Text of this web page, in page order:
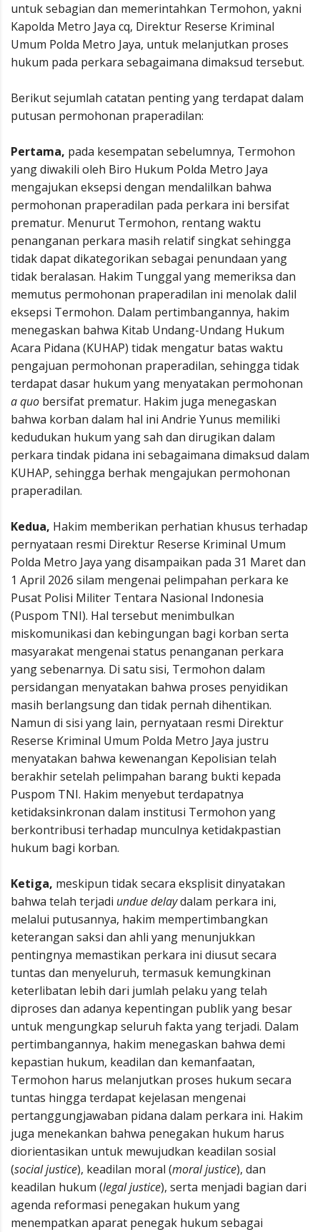
untuk sebagian dan memerintahkan Termohon, yakni
Kapolda Metro Jaya cq, Direktur Reserse Kriminal
Umum Polda Metro Jaya, untuk melanjutkan proses
hukum pada perkara sebagaimana dimaksud tersebut.
Berikut sejumlah catatan penting yang terdapat dalam
putusan permohonan praperadilan:
Pertama, pada kesempatan sebelumnya, Termohon
yang diwakili oleh Biro Hukum Polda Metro Jaya
mengajukan eksepsi dengan mendalilkan bahwa
permohonan praperadilan pada perkara ini bersifat
prematur. Menurut Termohon, rentang waktu
penanganan perkara masih relatif singkat sehingga
tidak dapat dikategorikan sebagai penundaan yang
tidak beralasan. Hakim Tunggal yang memeriksa dan
memutus permohonan praperadilan ini menolak dalil
eksepsi Termohon. Dalam pertimbangannya, hakim
menegaskan bahwa Kitab Undang-Undang Hukum
Acara Pidana (KUHAP) tidak mengatur batas waktu
pengajuan permohonan praperadilan, sehingga tidak
terdapat dasar hukum yang menyatakan permohonan
a quo bersifat prematur. Hakim juga menegaskan
bahwa korban dalam hal ini Andrie Yunus memiliki
kedudukan hukum yang sah dan dirugikan dalam
perkara tindak pidana ini sebagaimana dimaksud dalam
KUHAP, sehingga berhak mengajukan permohonan
praperadilan.
Kedua, Hakim memberikan perhatian khusus terhadap
pernyataan resmi Direktur Reserse Kriminal Umum
Polda Metro Jaya yang disampaikan pada 31 Maret dan
1 April 2026 silam mengenai pelimpahan perkara ke
Pusat Polisi Militer Tentara Nasional Indonesia
(Puspom TNI). Hal tersebut menimbulkan
miskomunikasi dan kebingungan bagi korban serta
masyarakat mengenai status penanganan perkara
yang sebenarnya. Di satu sisi, Termohon dalam
persidangan menyatakan bahwa proses penyidikan
masih berlangsung dan tidak pernah dihentikan.
Namun di sisi yang lain, pernyataan resmi Direktur
Reserse Kriminal Umum Polda Metro Jaya justru
menyatakan bahwa kewenangan Kepolisian telah
berakhir setelah pelimpahan barang bukti kepada
Puspom TNI. Hakim menyebut terdapatnya
ketidaksinkronan dalam institusi Termohon yang
berkontribusi terhadap munculnya ketidakpastian
hukum bagi korban.
Ketiga, meskipun tidak secara eksplisit dinyatakan
bahwa telah terjadi undue delaydalam perkara ini,
melalui putusannya, hakim mempertimbangkan
keterangan saksi dan ahli yang menunjukkan
pentingnya memastikan perkara ini diusut secara
tuntas dan menyeluruh, termasuk kemungkinan
keterlibatan lebih dari jumlah pelaku yang telah
diproses dan adanya kepentingan publik yang besar
untuk mengungkap seluruh fakta yang terjadi. Dalam
pertimbangannya, hakim menegaskan bahwa demi
kepastian hukum, keadilan dan kemanfaatan,
Termohon harus melanjutkan proses hukum secara
tuntas hingga terdapat kejelasan mengenai
pertanggungjawaban pidana dalam perkara ini. Hakim
juga menekankan bahwa penegakan hukum harus
diorientasikan untuk mewujudkan keadilan sosial
(social justice), keadilan moral (moral justice), dan
keadilan hukum (legal justice), serta menjadi bagian dari
agenda reformasi penegakan hukum yang
menempatkan aparat penegak hukum sebagai